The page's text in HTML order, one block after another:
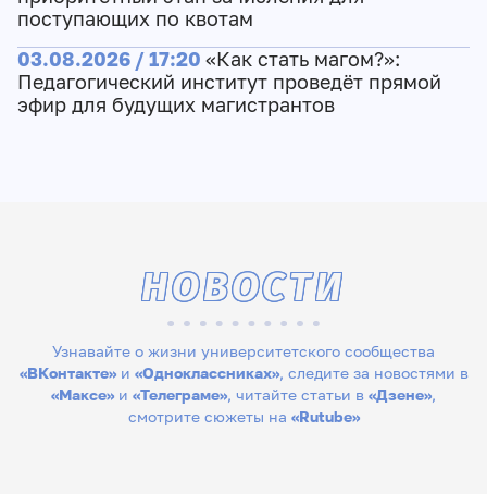
поступающих по квотам
03.08.2026 / 17:20 «Как стать магом?»:
Педагогический институт проведёт прямой
эфир для будущих магистрантов
Узнавайте о жизни университетского сообщества
«ВКонтакте»и «Одноклассниках», следите за новостями в
«Максе» и «Телеграме», читайте статьи в «Дзене»,
смотрите сюжеты на «Rutube»
НОВОСТИ